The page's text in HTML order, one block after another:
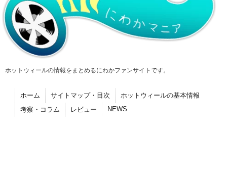
ホットウィールの情報をまとめるにわかファンサイトです。
ホーム サイトマップ・目次
ホットウィールの基本情報
考察・コラム
レビュー NEWS